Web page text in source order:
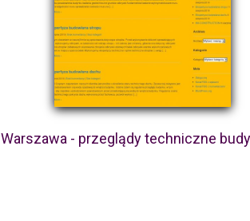
Warszawa - przeglądy techniczne